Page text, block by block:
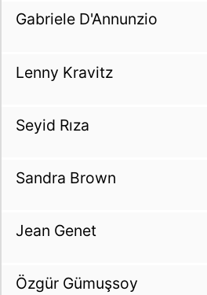
Gabriele D'Annunzio
Lenny Kravitz
Seyid Rıza
Sandra Brown
Jean Genet
Özgür Gümuşsoy